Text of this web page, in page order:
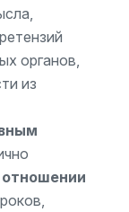
органов,
из
отношении